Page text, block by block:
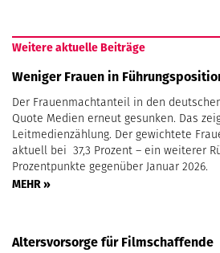
Weitere aktuelle Beiträge
Weniger Frauen in
Der Frauenmachtanteil in den
Quote Medien erneut gesunken. Das
Leitmedienzählung. Der gewichtete
aktuell bei 37,3 Prozent – ein weiterer
Prozentpunkte gegenüber Januar 2026.
MEHR »
Altersvorsorge für Filmschaffende